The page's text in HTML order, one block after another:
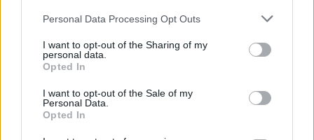
Please note that this website/app uses one or more Google
not limited to your visit or usage behaviour. You may click to
grant or deny consent to Google and its third-party tags to
use your data for below specified purposes in below Google
consent section.
Personal Data Processing Opt Outs
I want to opt-out of the Sharing of my
personal data.
Opted In
I want to opt-out of the Sale of my
Personal Data.
Opted In
επιλογής να τις αναλάβουν αν και όποτε θελήσουν. Είναι,
δε, ευκολότερο από ποτέ να εντοπιστούν μέσα στον
εικονικό κόσμο του Spider-man 2 τόσο οι πρώτες όσο και οι
αυτές στο mini-map), βελτίωση σαφέστατα ευπρόσδεκτη σε
σχέση με τους προκατόχους του.